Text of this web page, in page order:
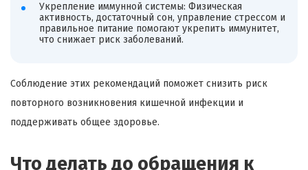
Укрепление иммунной системы: Физическая
активность, достаточный сон, управление стрессом и
правильное питание помогают укрепить иммунитет,
что снижает риск заболеваний.
Соблюдение этих рекомендаций поможет снизить риск
повторного возникновения кишечной инфекции и
поддерживать общее здоровье.
Что делать до обращения к